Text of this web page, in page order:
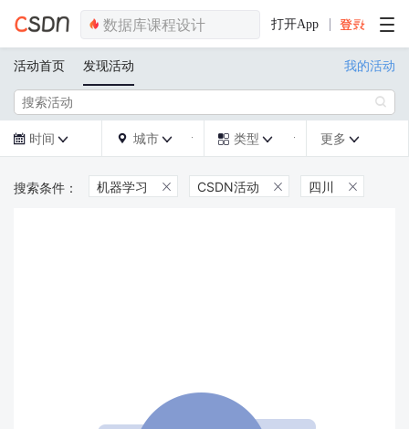
打开App
活动首页 发现活动 我的活动

 时间   城市   类型  更多 
机器学习  CSDN活动  四川 